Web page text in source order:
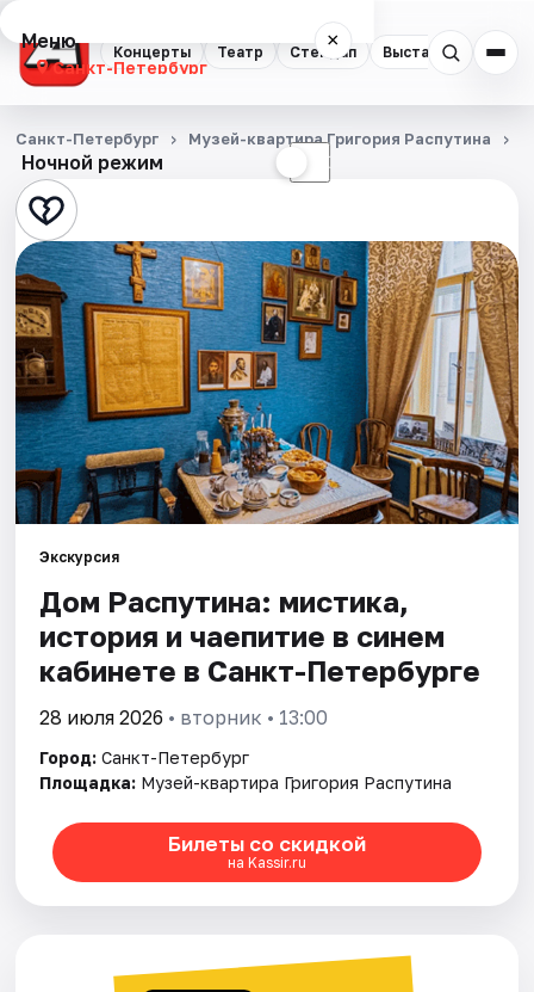
Концерты Театр Стендап Выставки
Меню ×
Санкт-Петербург
Концерты
Театр
Стендап
Выставки
Квесты
Экскурсии
Спорт
События
Города
Площадки
Артисты
Рейтинги
Ночной режим ☾
Санкт-Петербург Музей-квартира Григория Распутина
Экскурсия
Дом Распутина: мистика,
история и чаепитие в синем
кабинете в Санкт-Петербурге
28 июля 2026 • вторник • 13:00
Город: Санкт-Петербург
Площадка: Музей-квартира Григория Распутина
Билеты со скидкой
на Kassir.ru